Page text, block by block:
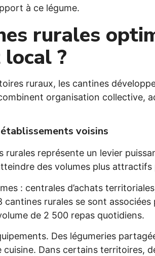
à ce légume.
rurales
?
ruraux, les cantines
organisation collective,
voisins
représente un levier
des volumes plus
: centrales d’achats
cantines rurales se sont
de 2 500 repas quotidiens.
Des légumeries
Dans certains territoires,